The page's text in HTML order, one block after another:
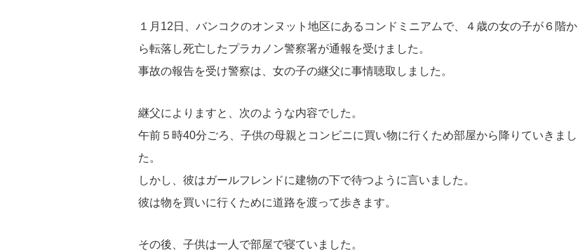
１月12日、バンコクのオンヌット地区にあるコンドミニアムで、４歳の女の子が６階か
ら転落し死亡したプラカノン警察署が通報を受けました。
事故の報告を受け警察は、女の子の継父に事情聴取しました。
継父によりますと、次のような内容でした。
午前５時40分ごろ、子供の母親とコンビニに買い物に行くため部屋から降りていきまし
た。
しかし、彼はガールフレンドに建物の下で待つように言いました。
彼は物を買いに行くために道路を渡って歩きます。
その後、子供は一人で部屋で寝ていました。